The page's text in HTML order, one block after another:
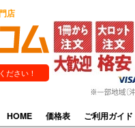
店
ださい！
HOME 価格表 ご利用ガイド